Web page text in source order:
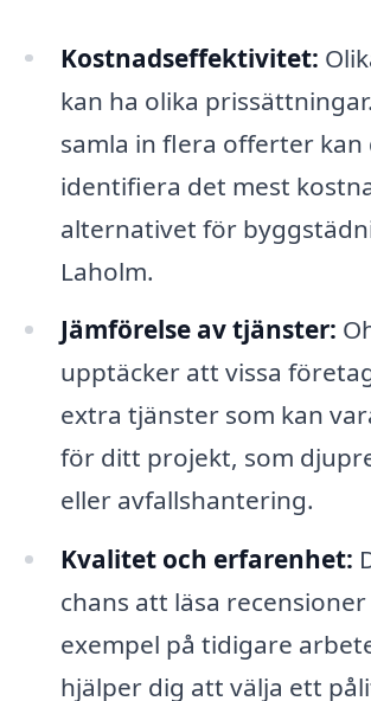
Kostnadseffektivitet:
kan ha olika
samla in flera offerter kan
identifiera det mest
alternativet för
Laholm.
Jämförelse av tjänster:
upptäcker att vissa
extra tjänster som kan
för ditt projekt, som
eller avfallshantering.
Kvalitet och erfarenhet:
chans att läsa recensioner
exempel på tidigare
hjälper dig att välja ett